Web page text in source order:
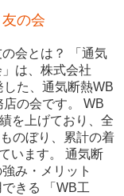
の会
会とは？ 「通気
は、株式会社
た、通気断熱WB
の会です。 WB
を上げており、全
のぼり、累計の着
います。 通気断
み・メリット
きる 「WB工